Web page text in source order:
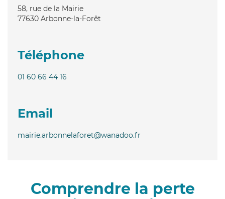
58, rue de la Mairie
77630 Arbonne-la-Forêt
Téléphone
01 60 66 44 16
Email
mairie.arbonnelaforet@wanadoo.fr
Comprendre la perte